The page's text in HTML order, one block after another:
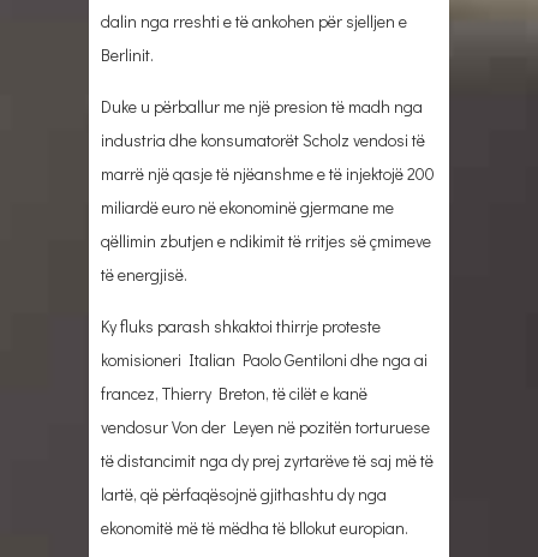
dalin nga rreshti e të ankohen për sjelljen e
Berlinit.
Duke u përballur me një presion të madh nga
industria dhe konsumatorët Scholz vendosi të
marrë një qasje të njëanshme e të injektojë 200
miliardë euro në ekonominë gjermane me
qëllimin zbutjen e ndikimit të rritjes së çmimeve
të energjisë.
Ky fluks parash shkaktoi thirrje proteste
komisioneri Italian Paolo Gentiloni dhe nga ai
francez, Thierry Breton, të cilët e kanë
vendosur Von der Leyen në pozitën torturuese
të distancimit nga dy prej zyrtarëve të saj më të
lartë, që përfaqësojnë gjithashtu dy nga
ekonomitë më të mëdha të bllokut europian.